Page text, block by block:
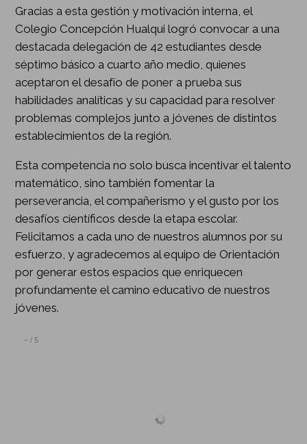
Gracias a esta gestión y motivación interna, el
Colegio Concepción Hualqui logró convocar a una
destacada delegación de 42 estudiantes desde
séptimo básico a cuarto año medio, quienes
aceptaron el desafío de poner a prueba sus
habilidades analíticas y su capacidad para resolver
problemas complejos junto a jóvenes de distintos
establecimientos de la región.
Esta competencia no solo busca incentivar el talento
matemático, sino también fomentar la
perseverancia, el compañerismo y el gusto por los
desafíos científicos desde la etapa escolar.
Felicitamos a cada uno de nuestros alumnos por su
esfuerzo, y agradecemos al equipo de Orientación
por generar estos espacios que enriquecen
profundamente el camino educativo de nuestros
jóvenes.
– /5